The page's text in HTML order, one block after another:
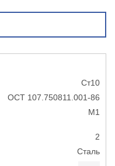
Ст10
ОСТ 107.750811.001-86
М1
2
Сталь